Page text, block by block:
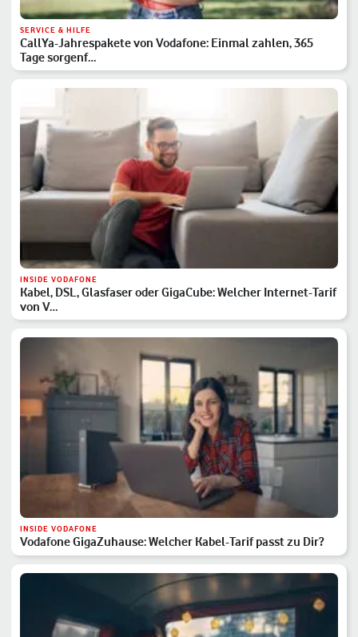
SERVICE & HILFE
CallYa-Jahrespakete von Vodafone: Einmal zahlen, 365
Tage sorgenf…
INSIDE VODAFONE
Kabel, DSL, Glasfaser oder GigaCube: Welcher Internet-Tarif
von V…
INSIDE VODAFONE
Vodafone GigaZuhause: Welcher Kabel-Tarif passt zu Dir?